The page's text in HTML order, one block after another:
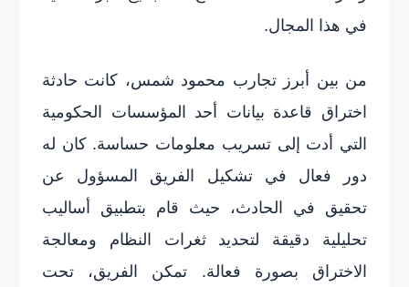
في هذا المجال.
من بين أبرز تجارب محمود شمس، كانت حادثة
اختراق قاعدة بيانات أحد المؤسسات الحكومية
التي أدت إلى تسريب معلومات حساسة. كان له
دور فعال في تشكيل الفريق المسؤول عن
تحقيق في الحادث، حيث قام بتطبيق أساليب
تحليلية دقيقة لتحديد ثغرات النظام ومعالجة
الاختراق بصورة فعالة. تمكن الفريق، تحت